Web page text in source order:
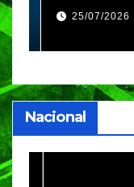
GIFF
25/07/2026
Nacional